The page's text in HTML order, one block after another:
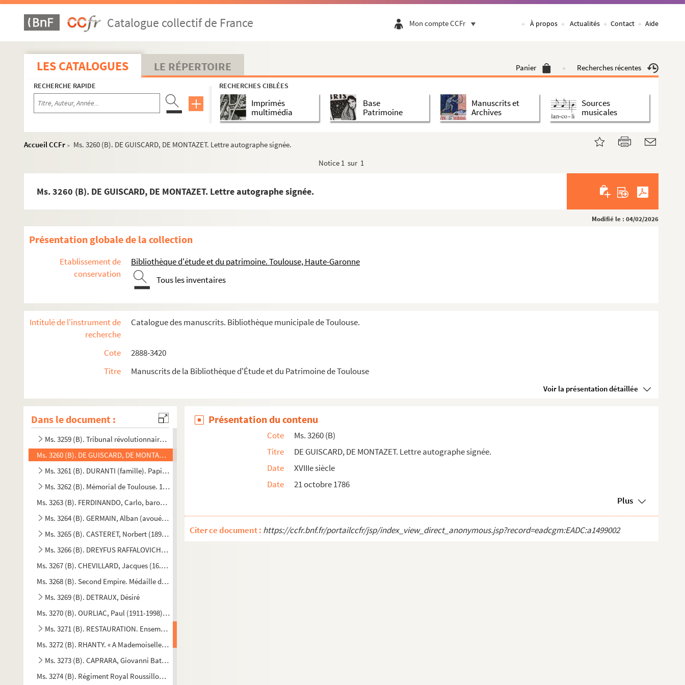
Catalogue collectif de France Mon compte CCFr À propos Actualités Contact Aide
LES CATALOGUES LE RÉPERTOIRE Panier Recherches récentes
RECHERCHE RAPIDE RECHERCHES CIBLÉES
Imprimés
multimédia
Base
Patrimoine
Manuscrits et
Archives
Sources
musicales
Accueil CCFr >
Ms. 3260 (B). DE GUISCARD, DE MONTAZET. Lettre autographe signée.
Notice 1 sur 1
Ms. 3260 (B). DE GUISCARD, DE MONTAZET. Lettre autographe signée.
Modifié le : 04/02/2026
Présentation globale de la collection
Etablissement de
conservation
Bibliothèque d'étude et du patrimoine. Toulouse, Haute-Garonne
Tous les inventaires
Intitulé de l'instrument de
recherche
Catalogue des manuscrits. Bibliothèque municipale de Toulouse.
Cote
2888-3420
Titre
Manuscrits de la Bibliothèque d'Étude et du Patrimoine de Toulouse
Voir la présentation détaillée
Dans le document :
Ms. 3232 (B). BELLOC, Emile (1841-1914). Trois projets d’Etudes pyrénéennes. Résumés très succints par M. Emile Be...
Ms. 3233 (B). VALENCIENNES, Pierre-Henri de (1750-1819). Elémens de perspective pratique, à l’usage des artistes, ...
Ms. 3234 (A). [Auteur inconnu]. Vespéral in-folio
Ms. 3235 (B). [Auteur inconnu]. Partitions manuscrites, copiées à Toulouse le 24 août 1787 pour Mademoiselle Félic...
Ms. 3236 (B). [Auteur inconnu]. Partitions manuscrites
Ms. 3237 (B). [Auteur inconnu]. Divers fragments manuscrits
Ms. 3238 (A). [Auteur inconnu]. Grand livre manuscrit de plain-chant.
Ms. 3239 (A). [FONCES, Jacques] (restauration). Grand livre de choeur polyphonique.
Ms. 3243 (C). FLORIMONT, Laurens. Physica generalis.
Ms. 3246 (C). DELTEIL, Joseph (1894-1978), SCHLUMBERGER, Jean (1877-1968)
Ms. 3248 (C). BOVET, François de (1745-1838), GUILLON, Marie Nicolas Sylvestre (1759-1847)
Ms. 3249 (C). LAUVERGNE, Hubert (1797-1859)
Ms. 3251 (C). FRAYSSINET, Fabienne. Papiers relatifs à l’étude de la candidature de Victor Hugo à Montauban aux él...
Ms. 3252 (C). Haute-Garonne. Préfecture. Réponse à une lettre concernant les modalités de l’exécution des condamn...
Ms. 3255 (C). AZAÏS, Pierre (1812-1889). Lettre autographe signée.
Ms. 3257 (C). LAFARGUE, Lydie. Lettre autographe signée.
Ms. 3258 (C). LACEPEDE, Étienne de (1756-1825). Lettre autographe signée.
Ms. 3259 (B). Tribunal révolutionnaire de la Haute-Garonne.
Ms. 3260 (B). DE GUISCARD, DE MONTAZET. Lettre autographe signée.
Ms. 3261 (B). DURANTI (famille). Papiers concernant la famille Duranti.
Ms. 3262 (B). Mémorial de Toulouse. 1829-1832.
Ms. 3263 (B). FERDINANDO, Carlo, baron de Basselot Roivilla
Ms. 3264 (B). GERMAIN, Alban (avoué à Carcassonne), RICARD, Xavier de (18431911). Correspondance.
Ms. 3265 (B). CASTERET, Norbert (1897-1987), CASTERET, Elisabeth (1905-1940). Lettres autographes signées. 1933-19...
Ms. 3266 (B). DREYFUS RAFFALOVICH, Georges (1877-1953). Correspondances diverses. 1914-1932.
Ms. 3267 (B). CHEVILLARD, Jacques (16..-17..). Cahier manuscrit retraçant la généalogie de la famille Chappuis ori...
Ms. 3268 (B). Second Empire. Médaille de Sainte-Hélène, instituée par S.M. Napoléon III.
Ms. 3269 (B). DETRAUX, Désiré
Ms. 3270 (B). OURLIAC, Paul (1911-1998). Discours manuscrit de réception à l’Académie des Jeux floraux de Toulouse
Ms. 3271 (B). RESTAURATION. Ensemble de documents provenant des services de police.
Ms. 3272 (B). RHANTY. « A Mademoiselle Maurin, hommages respectueux », signé Rhanty.
Ms. 3273 (B). CAPRARA, Giovanni Battista (1733-1810). Cahier manuscrit contenant un index des quatre parties.
Ms. 3274 (B). Régiment Royal Roussillon. « Comptes pour Messieurs les officiers du Royal Roussillon ».
Présentation du contenu
Cote
Ms. 3260 (B)
Titre
DE GUISCARD, DE MONTAZET. Lettre autographe signée.
Date
XVIIIe siècle
Date
21 octobre 1786
Plus
Citer ce document : https://ccfr.bnf.fr/portailccfr/jsp/index_view_direct_anonymous.jsp?record=eadcgm:EADC:a1499002